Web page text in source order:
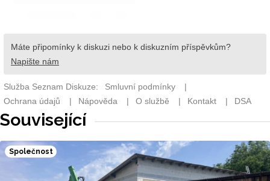
Související
Společnost